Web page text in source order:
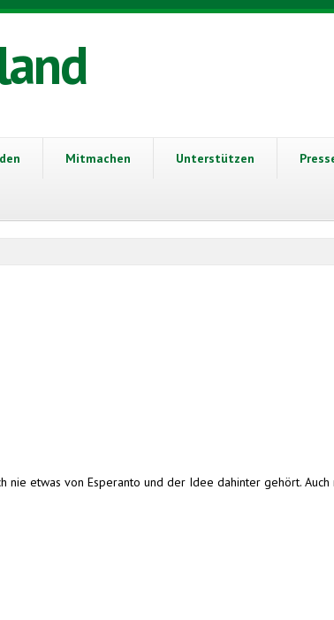
Mitmachen Unterstützen
etwas von Esperanto und der Idee dahinter gehört.
external)